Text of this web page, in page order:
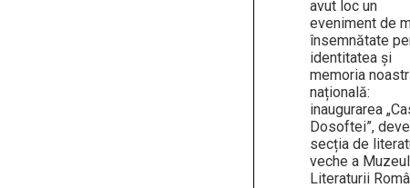
avut loc un
eveniment de
însemnătate
identitatea și
memoria
națională:
inaugurarea
Dosoftei”,
secția de
veche a
Literaturii